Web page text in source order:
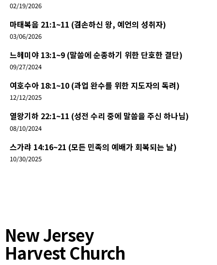
02/19/2026
마태복음 21:1~11 (겸손하신 왕, 예언의 성취자)
03/06/2026
느헤미야 13:1~9 (말씀에 순종하기 위한 단호한 결단)
09/27/2024
여호수아 18:1~10 (과업 완수를 위한 지도자의 독려)
12/12/2025
열왕기하 22:1~11 (성전 수리 중에 말씀을 주신 하나님)
08/10/2024
스가랴 14:16~21 (모든 민족의 예배가 회복되는 날)
10/30/2025
New Jersey
Harvest Church